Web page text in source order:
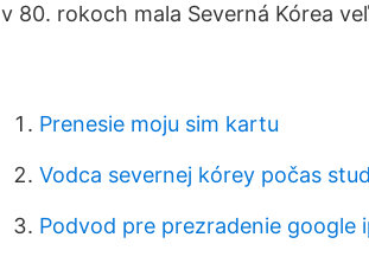
v 80. rokoch mala Severná Kórea
Prenesie moju sim kartu
Vodca severnej kórey počas
Podvod pre prezradenie google